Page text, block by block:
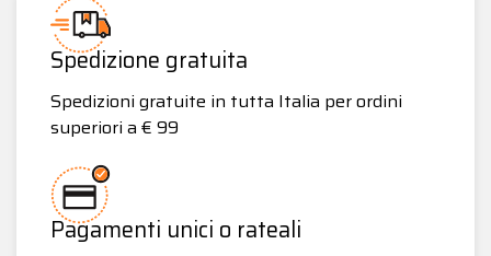
Spedizione gratuita
Spedizioni gratuite in tutta Italia per ordini
superiori a € 99
Pagamenti unici o rateali